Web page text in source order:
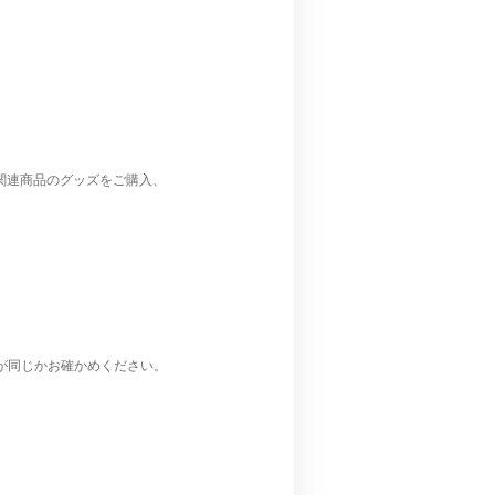
商品のグッズをご購入、
じかお確かめください。